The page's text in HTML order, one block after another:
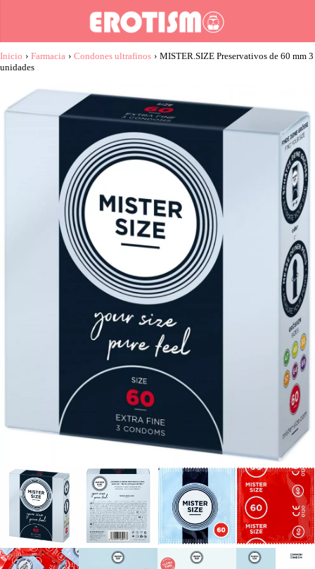
Inicio › Farmacia › Condones ultrafinos › MISTER.SIZE Preservativos de 60 mm 3
unidades